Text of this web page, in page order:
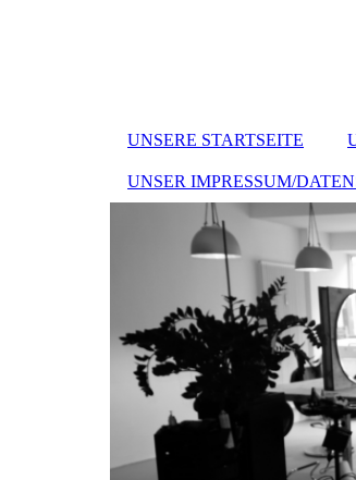
UNSERE STARTSEITE
UNSER IMPRESSUM/